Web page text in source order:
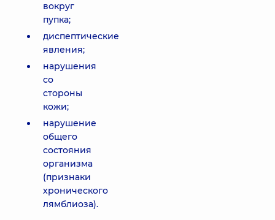
вокруг
пупка;
диспептические
явления;
нарушения
со
стороны
кожи;
нарушение
общего
состояния
организма
(признаки
хронического
лямблиоза).